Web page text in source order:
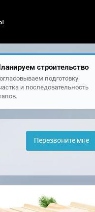
строительство
подготовку
и последовательность
Перезвоните мне